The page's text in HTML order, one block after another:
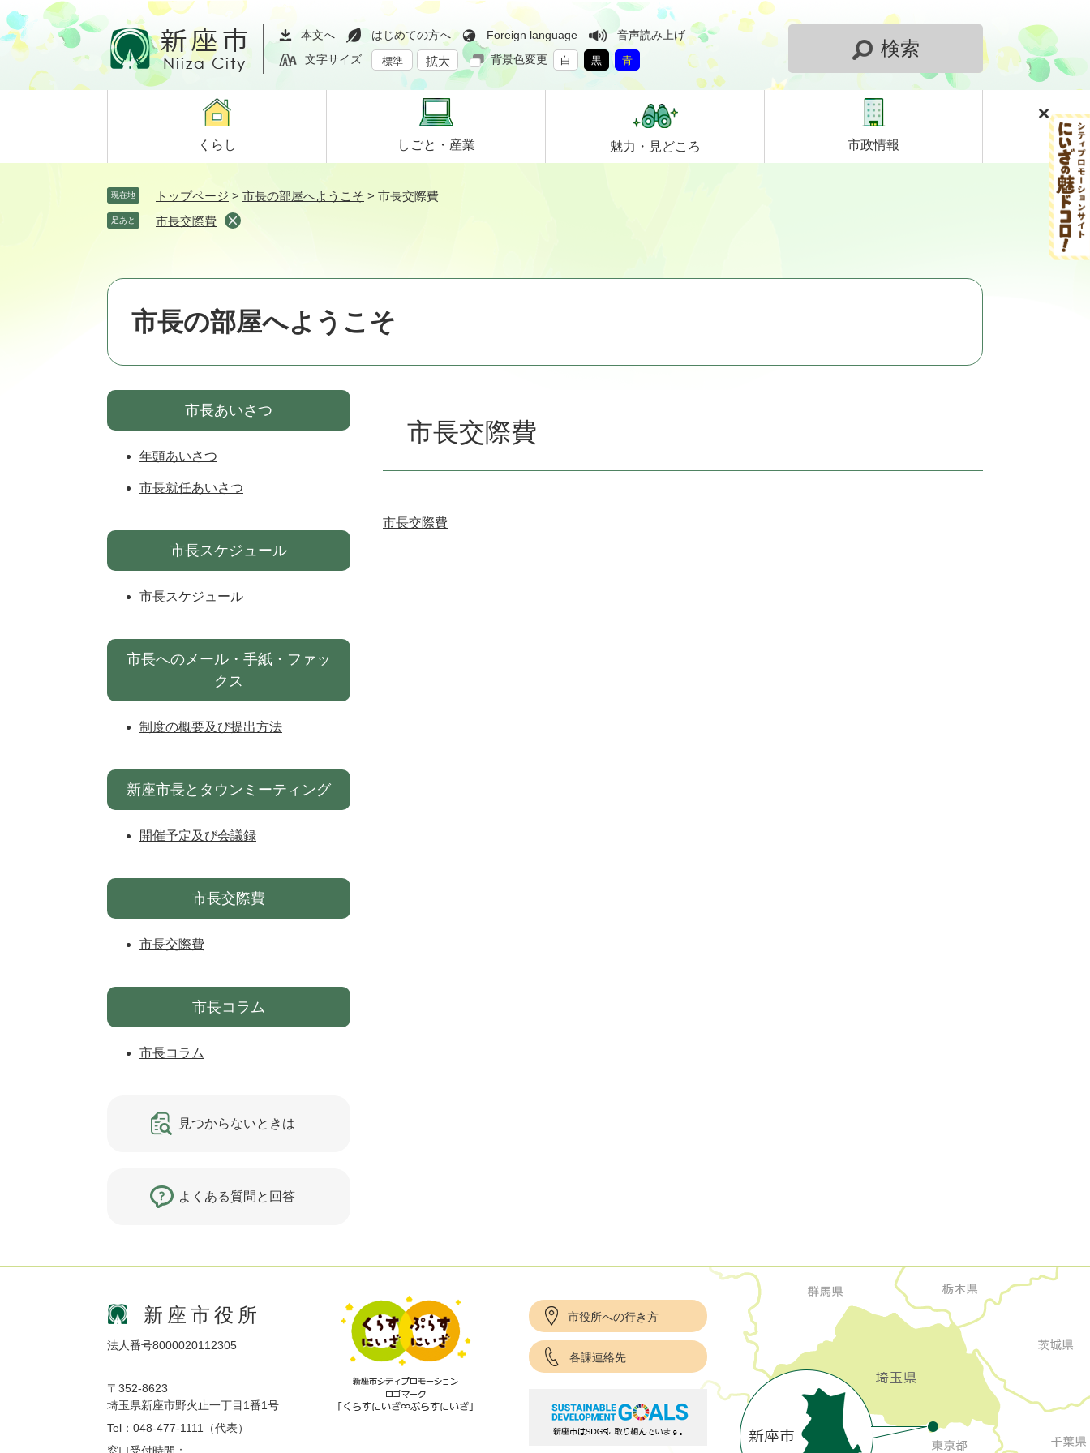
ペ
ー
ジ
メ
ニ
ュ
て
本文へ はじめての方へ Foreign language
音声読み上げ
文字サイズ
標準 拡大 背景色変更 白 黒 青
検索
くらし しごと・ 産業 魅力・ 見どころ 市政情報
現在地 トップページ > 市長の部屋へようこそ > 市長交際費
足あと 市長交際費
市長の部屋へようこそ
市長交際費
市長交際費
市長あいさつ
年頭あいさつ
市長就任あいさつ
市長スケジュール
市長スケジュール
市長へのメール・手紙・ファッ
クス
制度の概要及び提出方法
新座市長とタウンミーティング
開催予定及び会議録
市長交際費
市長交際費
市長コラム
市長コラム
見つからないときは
よくある質問と回答
新座市役所
法人番号8000020112305
〒352-8623
埼玉県新座市野火止一丁目1番1号
Tel：048-477-1111（代表）
市役所への行き方
各課連絡先